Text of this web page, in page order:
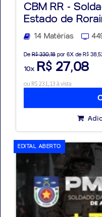
CBM RR -
Estado de
14 Matérias
De R$ 330,18 por 6X de R$
10x R$ 27,08
ou R$ 231,13 à vista
EDITAL ABERTO